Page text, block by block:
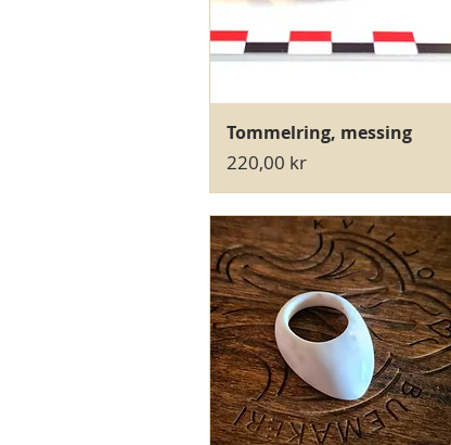
Hurtigvisning
Tommelring, messing
Pris
220,00 kr